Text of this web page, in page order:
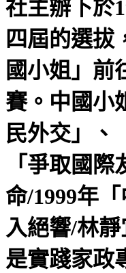
社主辦下於
四屆的選拔
國小姐」前
賽。中國小
民外交」、
「爭取國
命/1999年
入絕響/林靜
是實踐家政